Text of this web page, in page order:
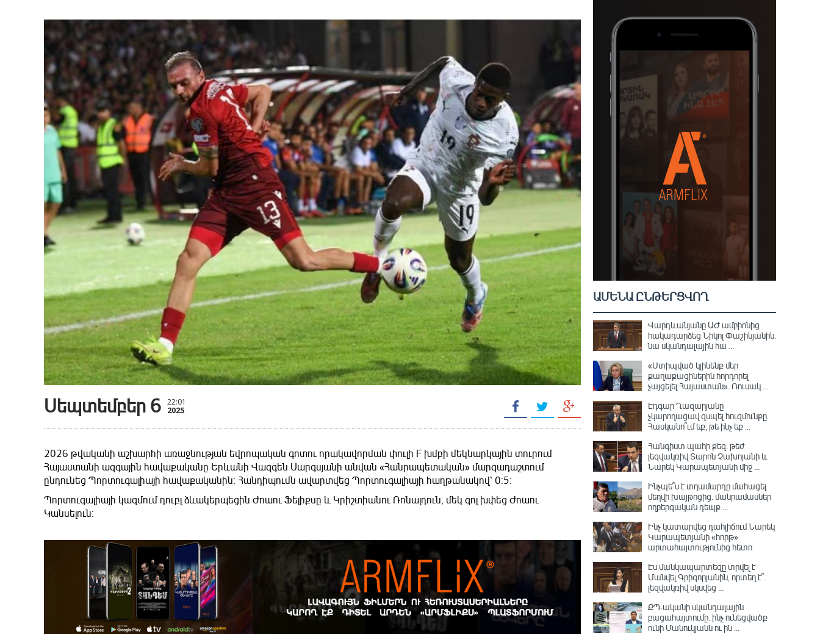
Սեպտեմբեր 6 22:01
2025
2026 թվականի աշխարհի առաջնության եվրոպական գոտու որակավորման փուլի F խմբի մեկնարկային տուրում
Հայաստանի ազգային հավաքականը Երևանի Վազգեն Սարգսյանի անվան «Հանրապետական» մարզադաշտում
ընդունեց Պորտուգալիայի հավաքականին։ Հանդիպումն ավարտվեց Պորտուգալիայի հաղթանակով՝ 0:5։
Պորտուգալիայի կազմում դուբլ ձևակերպեցին Ժոաու Ֆելիքսը և Կրիշտիանու Ռոնալդուն, մեկ գոլ խփեց Ժոաու
Կանսելուն։
ԱՄԵՆԱ ԸՆԹԵՐՑՎՈՂ
Վարդևանյանը ԱԺ ամբիոնից
հակադարձեց Նիկոլ Փաշինյանին․
նա սկանդալային հա ...
«Ստիպված կլինենք մեր
քաղաքացիներին հորդորել
չայցելել Հայաստան»․ Ռուսակ ...
Էդգար Ղազարյանը
չկարողացավ զսպել հուզմունքը.
Հասկանո՞ւմ եք, թե ինչ եք ...
Հանգիստ պահի քեզ. թեժ
լեզվակռիվ Տարոն Չախոյանի և
Նարեկ Կարապետյանի միջ ...
Ինչպե՞ս է տղամարդը մահացել
մեղվի խայթոցից. մանրամասներ
ողբերգական դեպք ...
Ինչ կատարվեց դահլիճում Նարեկ
Կարապետյանի «հորթ»
արտահայտությունից հետո
Էս մանկապարտեզը տրվել է
Մանվել Գրիգորյանին, որտեղ է՞․
լեզվակռիվ սկսվեց ...
ՔՊ-ականի սկանդալային
բացահայտումը․ ինչ ունեցվածք
ունի Մանուկյանն ու ին ...